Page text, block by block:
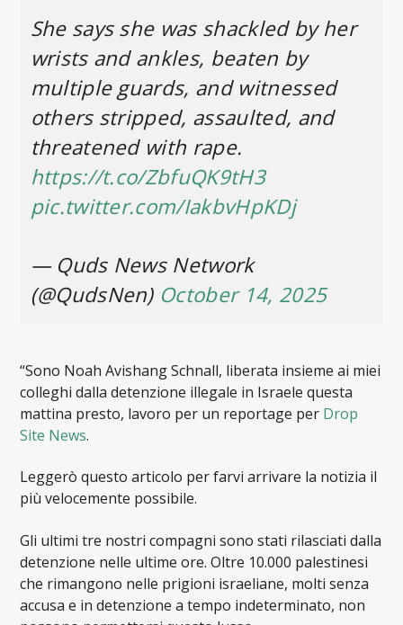
She says she was shackled by her
wrists and ankles, beaten by
multiple guards, and witnessed
others stripped, assaulted, and
threatened with rape.
https://t.co/ZbfuQK9tH3
pic.twitter.com/IakbvHpKDj
— Quds News Network
(@QudsNen) October 14, 2025
“Sono Noah Avishang Schnall, liberata insieme ai miei
colleghi dalla detenzione illegale in Israele questa
mattina presto, lavoro per un reportage per Drop
Site News.
Leggerò questo articolo per farvi arrivare la notizia il
più velocemente possibile.
Gli ultimi tre nostri compagni sono stati rilasciati dalla
detenzione nelle ultime ore. Oltre 10.000 palestinesi
che rimangono nelle prigioni israeliane, molti senza
accusa e in detenzione a tempo indeterminato, non